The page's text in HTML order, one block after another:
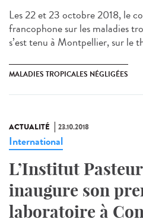
Les 22 et 23 octobre 2018, le
francophone sur les maladies
s’est tenu à Montpellier, sur le
MALADIES TROPICALES NÉGLIGÉES
ACTUALITÉ 23.10.2018
International
L’Institut
inaugure son
laboratoire à